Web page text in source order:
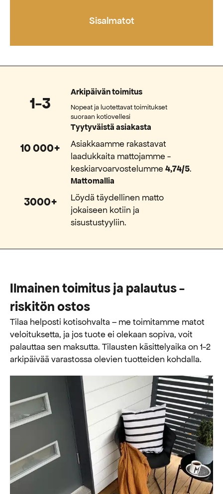
Sisalmatot
1-3
Arkipäivän toimitus
Nopeat ja luotettavat toimitukset
suoraan kotiovellesi
10 000+
Tyytyväistä asiakasta
Asiakkaamme rakastavat
laadukkaita mattojamme -
keskiarvoarvostelumme4,74/5.
3000+
Mattomallia
Löydä täydellinen matto
jokaiseen kotiin ja
sisustustyyliin.
Ilmainen toimitus ja palautus -
riskitön ostos
Tilaa helposti kotisohvalta – me toimitamme matot
veloituksetta, ja jos tuote ei olekaan sopiva, voit
palauttaa sen maksutta. ​​Tilausten käsittelyaika on 1-2
arkipäivää varastossa olevien tuotteiden kohdalla.